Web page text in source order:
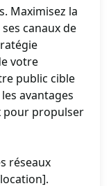
Maximisez la
canaux de
votre
public cible
avantages
pour propulser
réseaux